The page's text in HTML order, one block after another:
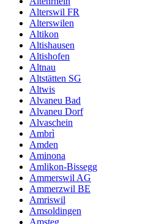
Alterswil FR
Alterswilen
Altikon
Altishausen
Altishofen
Altnau
Altstätten SG
Altwis
Alvaneu Bad
Alvaneu Dorf
Alvaschein
Ambrì
Amden
Aminona
Amlikon-Bissegg
Ammerswil AG
Ammerzwil BE
Amriswil
Amsoldingen
Amsteg